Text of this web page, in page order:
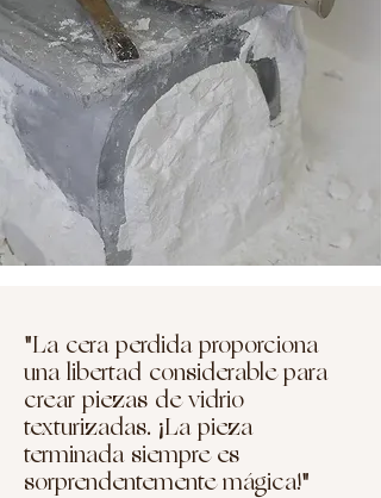
"La cera perdida proporciona
una libertad considerable para
crear piezas de vidrio
texturizadas. ¡La pieza
terminada siempre es
sorprendentemente mágica!"